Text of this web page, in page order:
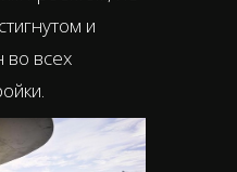
и
во всех